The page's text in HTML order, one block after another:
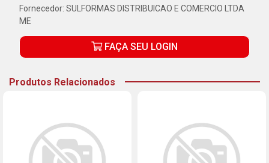
Fornecedor: SULFORMAS DISTRIBUICAO E COMERCIO LTDA
ME
FAÇA SEU LOGIN
Produtos Relacionados